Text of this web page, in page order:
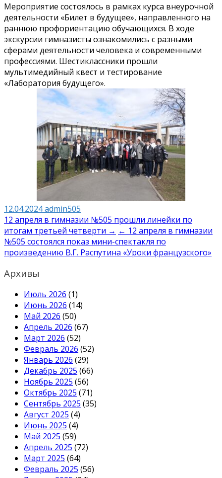
Мероприятие состоялось в рамках курса внеурочной
деятельности «Билет в будущее», направленного на
раннюю профориентацию обучающихся. В ходе
экскурсии гимназисты ознакомились с разными
сферами деятельности человека и современными
профессиями. Шестиклассники прошли
мультимедийный квест и тестирование
«Лаборатория будущего».
12.04.2024admin505
Навигация
по
записям
12 апреля в гимназии №505 прошли линейки по
итогам третьей четверти → ← 12 апреля в гимназии
№505 состоялся показ мини-спектакля по
произведению В.Г. Распутина «Уроки французского»
Архивы
Июль 2026 (1)
Июнь 2026 (14)
Май 2026 (50)
Апрель 2026 (67)
Март 2026 (52)
Февраль 2026 (52)
Январь 2026 (29)
Декабрь 2025 (66)
Ноябрь 2025 (56)
Октябрь 2025 (71)
Сентябрь 2025 (35)
Август 2025 (4)
Июнь 2025 (4)
Май 2025 (59)
Апрель 2025 (72)
Март 2025 (64)
Февраль 2025 (56)